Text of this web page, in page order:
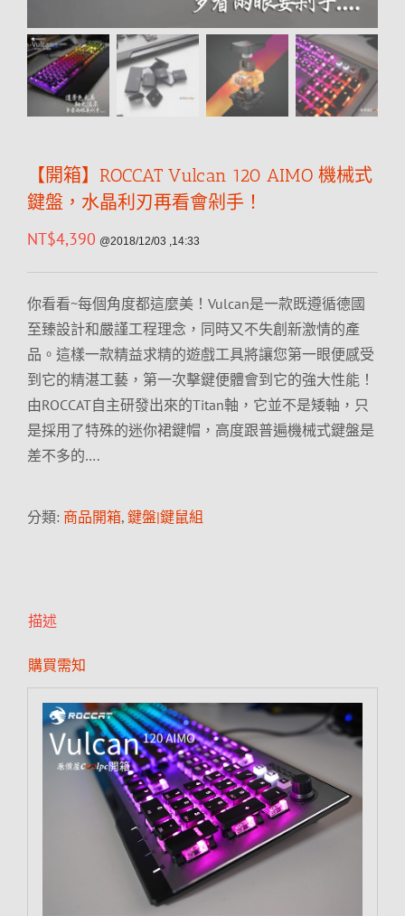
【開箱】ROCCAT Vulcan 120 AIMO 機械式
鍵盤，水晶利刃再看會剁手！
NT$4,390 @2018/12/03 ,14:33
你看看~每個角度都這麼美！Vulcan是一款既遵循德國
至臻設計和嚴謹工程理念，同時又不失創新激情的產
品。這樣一款精益求精的遊戲工具將讓您第一眼便感受
到它的精湛工藝，第一次擊鍵便體會到它的強大性能！
由ROCCAT自主研發出來的Titan軸，它並不是矮軸，只
是採用了特殊的迷你裙鍵帽，高度跟普遍機械式鍵盤是
差不多的….
分類: 商品開箱, 鍵盤|鍵鼠組
描述
購買需知